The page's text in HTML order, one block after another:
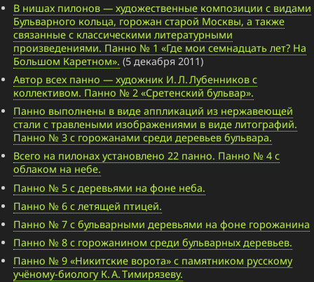
В нишах пилонов — художественные композиции с видами
Бульварного кольца, горожан старой Москвы, а также
связанные с классическими литературными
произведениями. Панно № 1 «Где мои семнадцать лет? На
Большом Каретном». (5 декабря 2011)
Автор всех панно — художник И. Л. Лубенников с
коллективом. Панно № 2 «Сретенский бульвар».
Панно выполнены в виде аппликаций из нержавеющей
стали с травлеными изображениями в виде литографий.
Панно № 3 с горожанами среди деревьев бульвара.
Всего на пилонах установлено 22 панно. Панно № 4 с
облаком на небе.
Панно № 5 с деревьями на фоне неба.
Панно № 6 с летящей птицей.
Панно № 7 с бульварными деревьями на фоне горожанина
Панно № 8 с горожанином среди бульварных деревьев.
Панно № 9 «Никитские ворота» с памятником русскому
учёному-биологу К. А. Тимирязеву.